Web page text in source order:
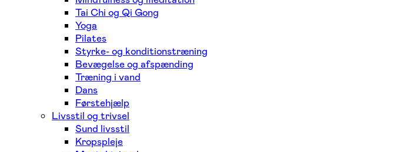
Tai Chi og Qi Gong
Yoga
Pilates
Styrke- og konditionstræning
Bevægelse og afspænding
Træning i vand
Dans
Førstehjælp
Livsstil og trivsel
Sund livsstil
Kropspleje